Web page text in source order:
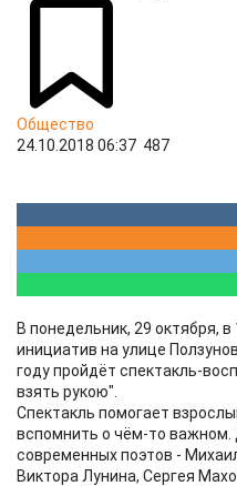
Общество
24.10.2018 06:37 487
В понедельник, 29 октября,
инициатив на улице
году пройдёт спектакль-
взять рукою".
Спектакль помогает
вспомнить о чём-то важном.
современных поэтов -
Виктора Лунина, Сергея